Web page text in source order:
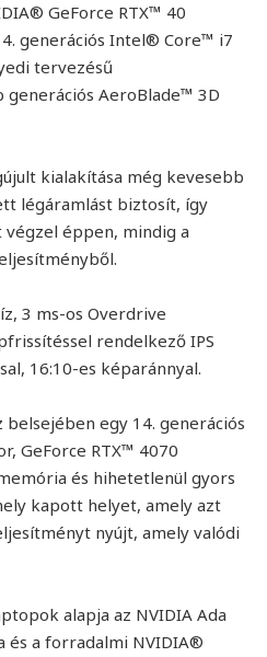
GeForce RTX™ 40
generációs Intel® Core™ i7
tervezésű
AeroBlade™ 3D
kialakítása még kevesebb
légáramlást biztosít, így
éppen, mindig a
3 ms-os Overdrive
rendelkező IPS
16:10-es képaránnyal.
egy 14. generációs
GeForce RTX™ 4070
és hihetetlenül gyors
kapott helyet, amely azt
nyújt, amely valódi
alapja az NVIDIA Ada
és a forradalmi NVIDIA®